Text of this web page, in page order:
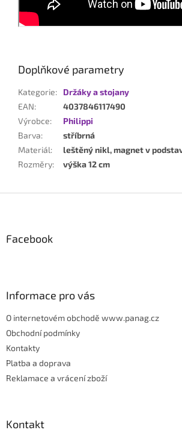
Doplňkové parametry
Kategorie:
Držáky a stojany
EAN:
4037846117490
Výrobce:
Philippi
Barva:
stříbrná
Materiál:
leštěný nikl, magnet v
Rozměry: výška 12 cm
aFacebook
Informace pro vás
O internetovém obchodě www.panag.cz
Obchodní podmínky
Kontakty
Platba a doprava
Reklamace a vrácení zboží
Kontakt